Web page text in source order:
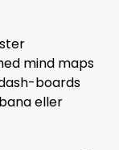
mind maps
boards
eller